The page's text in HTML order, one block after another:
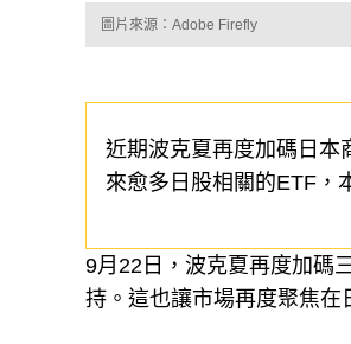
圖片來源：Adobe Firefly
近期波克夏再度加碼日本
來愈多日股相關的ETF，
9月22日，波克夏再度加碼
持。這也讓市場再度聚焦在